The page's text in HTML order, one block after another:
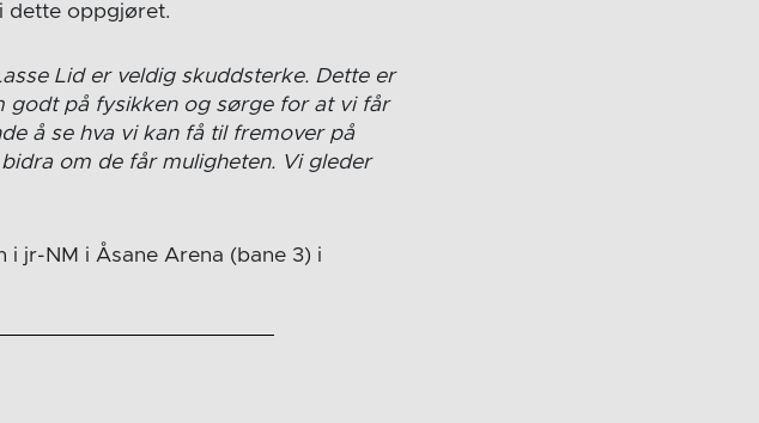
dette oppgjøret.
Lid er veldig skuddsterke. Dette er
godt på fysikken og sørge for at vi får
å se hva vi kan få til fremover på
om de får muligheten. Vi gleder
jr-NM i Åsane Arena (bane 3) i